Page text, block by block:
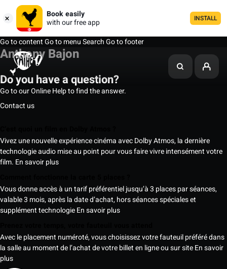
Book easily
with our free app
INSTALL
Go to contentGo to menuSearchGo to footer
Anthony Bajon
Do you have a question?
Go to our Online Help to find the answer.
Contact us
Vivez une nouvelle expérience cinéma avec Dolby Atmos, la dernière
technologie audio mise au point pour vous faire vivre intensément votre
film. En savoir plus
Vous donne accès à un tarif préférentiel jusqu’à 3 places par séances,
valable 3 mois, après la date d’achat, hors séances spéciales et
supplément technologieEn savoir plus
Avec le placement numéroté, vous choisissez votre fauteuil préféré dans
la salle au moment de l’achat de votre billet en ligne ou sur siteEn savoir
plus